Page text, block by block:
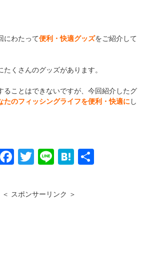
にわたって便利・快適グッズをご紹介して
くさんのグッズがあります。
ることはできないですが、今回紹介したグ
たのフィッシングライフを便利・快適にし
F
c
T
tt
Li
e
H
＜ スポンサーリンク ＞